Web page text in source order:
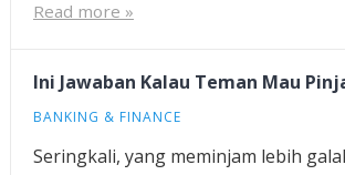
Read more »
Ini Jawaban Kalau Teman Mau
BANKING & FINANCE
Seringkali, yang meminjam lebih